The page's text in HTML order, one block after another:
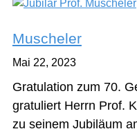
Muscheler
Mai 22, 2023
Gratulation zum 70.
gratuliert Herrn Prof.
zu seinem Jubiläum